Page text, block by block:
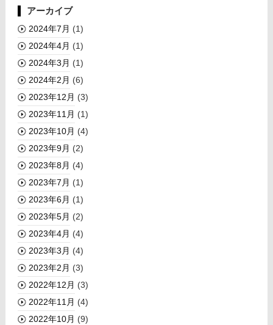
アーカイブ
2024年7月 (1)
2024年4月 (1)
2024年3月 (1)
2024年2月 (6)
2023年12月 (3)
2023年11月 (1)
2023年10月 (4)
2023年9月 (2)
2023年8月 (4)
2023年7月 (1)
2023年6月 (1)
2023年5月 (2)
2023年4月 (4)
2023年3月 (4)
2023年2月 (3)
2022年12月 (3)
2022年11月 (4)
2022年10月 (9)